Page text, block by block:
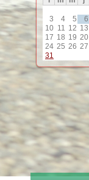
3
4 5 6
10 11 12 13
17 18 19 20
24 25 26 27
31